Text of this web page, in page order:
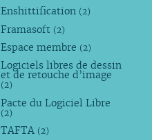
Enshittification (2)
Framasoft (2)
Espace membre (2)
Logiciels libres de dessin
et de retouche d’image
(2)
Pacte du Logiciel Libre
(2)
TAFTA (2)